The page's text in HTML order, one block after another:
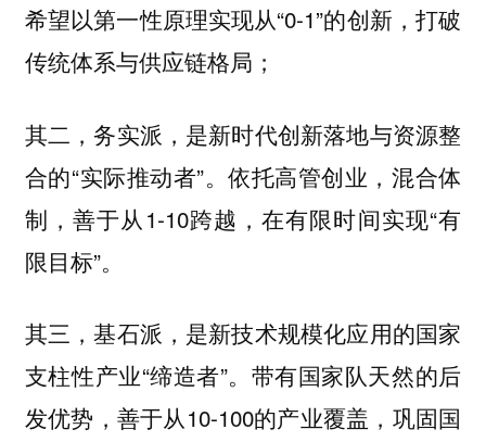
希望以第一性原理实现从“0-1”的创新，打破
传统体系与供应链格局；
其二，务实派，是新时代创新落地与资源整
合的“实际推动者”。依托高管创业，混合体
制，善于从1-10跨越，在有限时间实现“有
限目标”。
其三，基石派，是新技术规模化应用的国家
支柱性产业“缔造者”。带有国家队天然的后
发优势，善于从10-100的产业覆盖，巩固国